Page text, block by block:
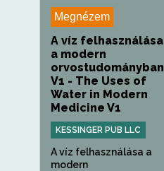
Megnézem
A víz felhasználása
a modern
orvostudományban
V1 - The Uses of
Water in Modern
Medicine V1
KESSINGER PUB LLC
A víz felhasználása a
modern